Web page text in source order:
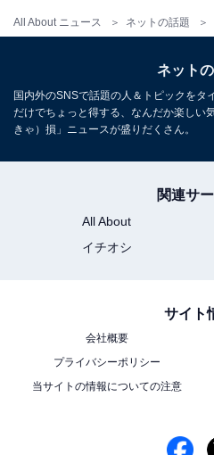
All About ニュース ネットの話題
ネット
国内外のSNSで話題の人＆トピックをタ
だけでちょっと得する、なんだか楽しい
きゃ）損」ニュースが盛りだくさん。
関連サ
All About
イチオシ
サイト
会社概要
プライバシーポリシー
当サイトの情報についての注意